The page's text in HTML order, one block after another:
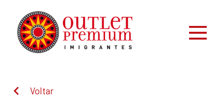
Voltar